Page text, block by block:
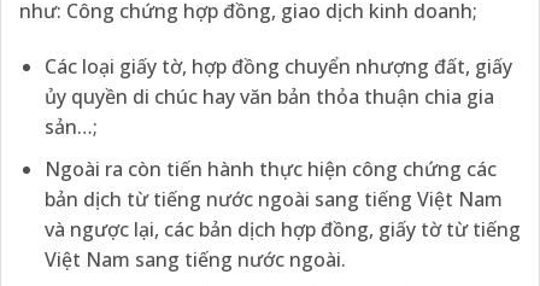
như: Công chứng hợp đồng, giao dịch kinh doanh;
Các loại giấy tờ, hợp đồng chuyển nhượng đất, giấy
ủy quyền di chúc hay văn bản thỏa thuận chia gia
sản…;
Ngoài ra còn tiến hành thực hiện công chứng các
bản dịch từ tiếng nước ngoài sang tiếng Việt Nam
và ngược lại, các bản dịch hợp đồng, giấy tờ từ tiếng
Việt Nam sang tiếng nước ngoài.